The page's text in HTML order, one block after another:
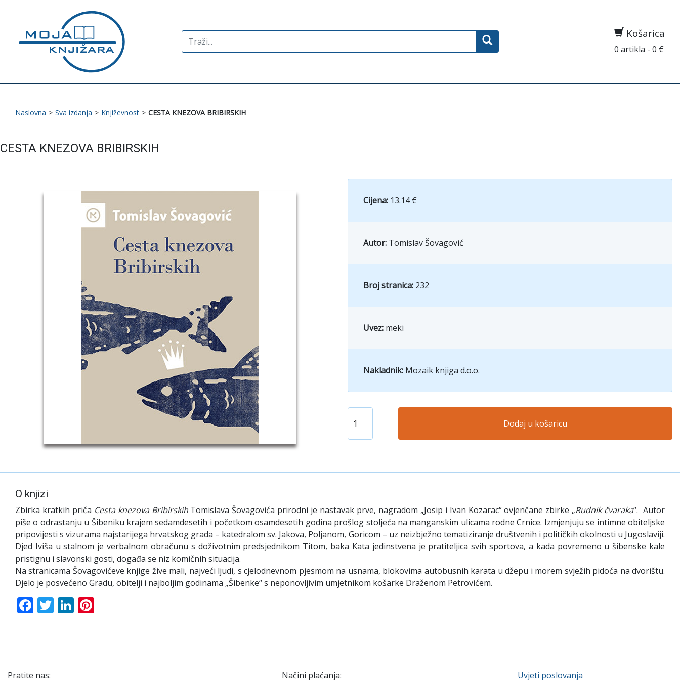
Search
for:
Košarica
0 artikla - 0 €
Naslovna > Sva izdanja > Književnost > CESTA KNEZOVA BRIBIRSKIH
CESTA KNEZOVA BRIBIRSKIH
Cijena: 13.14 €
Autor: Tomislav Šovagović
Broj stranica: 232
Uvez: meki
Nakladnik: Mozaik knjiga d.o.o.
Dodaj u košaricu
O knjizi
Zbirka kratkih priča Cesta knezova BribirskihTomislava Šovagovića prirodni je nastavak prve, nagradom „Josip i Ivan Kozarac“ ovjenčane zbirke „Rudnik čvaraka“. Autor
piše o odrastanju u Šibeniku krajem sedamdesetih i početkom osamdesetih godina prošlog stoljeća na manganskim ulicama rodne Crnice. Izmjenjuju se intimne obiteljske
pripovijesti s vizurama najstarijega hrvatskog grada – katedralom sv. Jakova, Poljanom, Goricom – uz neizbježno tematiziranje društvenih i političkih okolnosti u Jugoslaviji.
Djed Iviša u stalnom je verbalnom obračunu s doživotnim predsjednikom Titom, baka Kata jedinstvena je pratiteljica svih sportova, a kada povremeno u šibenske kale
pristignu i slavonski gosti, događa se niz komičnih situacija.
Na stranicama Šovagovićeve knjige žive mali, najveći ljudi, s cjelodnevnom pjesmom na usnama, blokovima autobusnih karata u džepu i morem svježih pidoća na dvorištu.
Djelo je posvećeno Gradu, obitelji i najboljim godinama „Šibenke“ s neponovljivim umjetnikom košarke Draženom Petrovićem.
Facebook
TwitterLinkedIn
Pratite nas: Načini plaćanja: Uvjeti poslovanja